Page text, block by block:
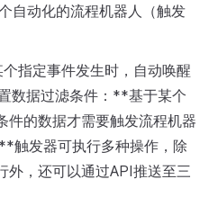
自动化的流程机器人（触发
指定事件发生时，自动唤醒
数据过滤条件：**基于某个
件的数据才需要触发流程机器
触发器可执行多种操作，除
外，还可以通过API推送至三